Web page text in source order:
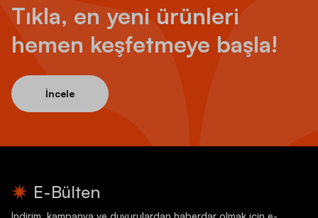
Tıkla, en yeni ürünleri
hemen keşfetmeye başla!
İncele
E-Bülten
İndirim, kampanya ve duyurulardan haberdar olmak için e-